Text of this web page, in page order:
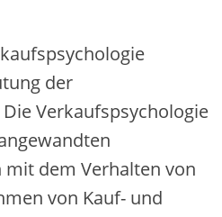
der
Verkaufspsychologie
mit dem Verhalten von
von Kauf- und